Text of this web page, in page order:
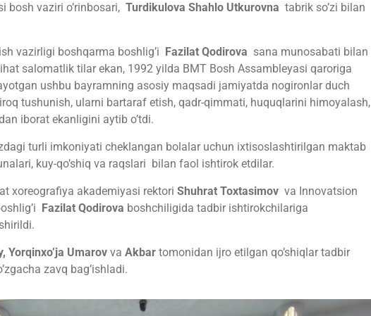
bosh vaziri o’rinbosari, Turdikulova Shahlo Utkurovna tabrik so’zi bilan
vazirligi boshqarma boshlig’i Fazilat Qodirova sana munosabati bilan
salomatlik tilar ekan, 1992 yilda BMT Bosh Аssambleyasi qaroriga
ushbu bayramning asosiy maqsadi jamiyatda nogironlar duch
tushunish, ularni bartaraf etish, qadr-qimmati, huquqlarini himoyalash,
iborat ekanligini aytib o’tdi.
turli imkoniyati cheklangan bolalar uchun ixtisoslashtirilgan maktab
kuy-qo’shiq va raqslari bilan faol ishtirok etdilar.
xoreografiya akademiyasi rektori Shuhrat Toxtasimov va Innovatsion
Fazilat Qodirova boshchiligida tadbir ishtirokchilariga
Yorqinxo’ja Umarov va Akbar tomonidan ijro etilgan qo’shiqlar tadbir
zavq bag’ishladi.